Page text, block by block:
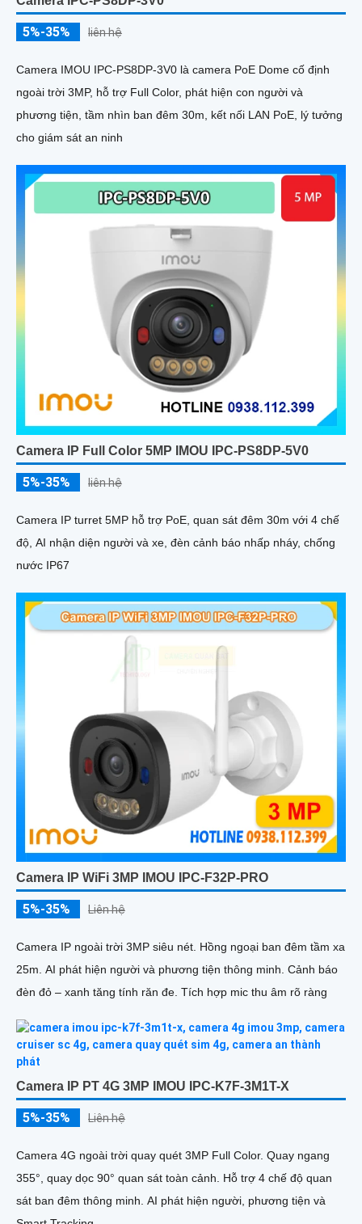
5%-35% liên hệ
Camera IMOU IPC-PS8DP-3V0 là camera PoE Dome cố định
ngoài trời 3MP, hỗ trợ Full Color, phát hiện con người và
phương tiện, tầm nhìn ban đêm 30m, kết nối LAN PoE, lý tưởng
cho giám sát an ninh
Camera IP Full Color 5MP IMOU IPC-PS8DP-5V0
5%-35% liên hệ
Camera IP turret 5MP hỗ trợ PoE, quan sát đêm 30m với 4 chế
độ, AI nhận diện người và xe, đèn cảnh báo nhấp nháy, chống
nước IP67
Camera IP WiFi 3MP IMOU IPC-F32P-PRO
5%-35% Liên hệ
Camera IP ngoài trời 3MP siêu nét. Hồng ngoại ban đêm tầm xa
25m. AI phát hiện người và phương tiện thông minh. Cảnh báo
đèn đỏ – xanh tăng tính răn đe. Tích hợp mic thu âm rõ ràng
Camera IP PT 4G 3MP IMOU IPC-K7F-3M1T-X
5%-35% Liên hệ
Camera 4G ngoài trời quay quét 3MP Full Color. Quay ngang
355°, quay dọc 90° quan sát toàn cảnh. Hỗ trợ 4 chế độ quan
sát ban đêm thông minh. AI phát hiện người, phương tiện và